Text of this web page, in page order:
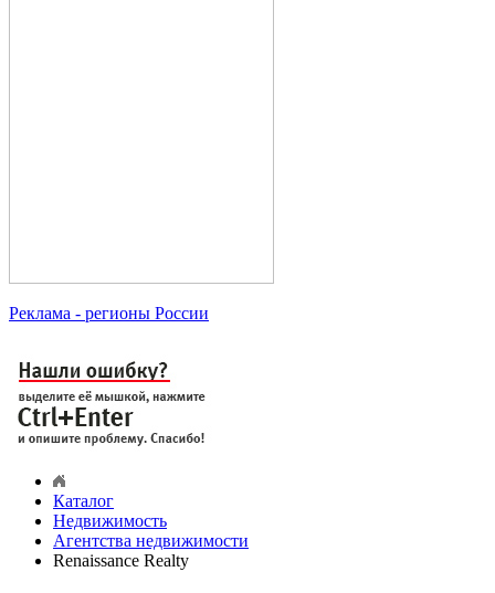
Реклама - регионы России
Каталог
Недвижимость
Агентства недвижимости
Renaissance Realty